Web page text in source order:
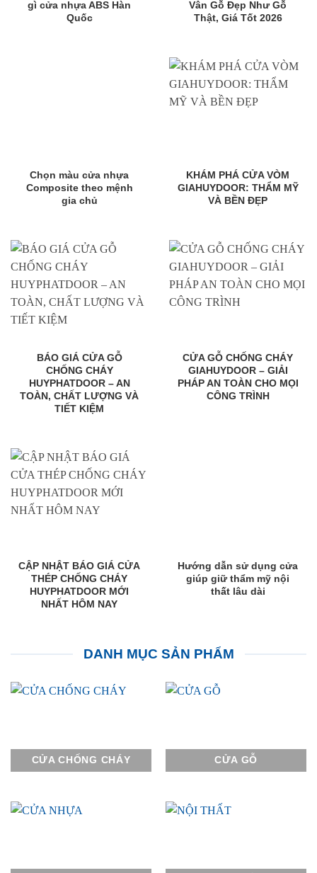
gì cửa nhựa ABS Hàn
Quốc
Vân Gỗ Đẹp Như Gỗ
Thật, Giá Tốt 2026
Chọn màu cửa nhựa
Composite theo mệnh
gia chủ
KHÁM PHÁ CỬA VÒM
GIAHUYDOOR: THẨM MỸ
VÀ BỀN ĐẸP
BÁO GIÁ CỬA GỖ
CHỐNG CHÁY
HUYPHATDOOR – AN
TOÀN, CHẤT LƯỢNG VÀ
TIẾT KIỆM
CỬA GỖ CHỐNG CHÁY
GIAHUYDOOR – GIẢI
PHÁP AN TOÀN CHO MỌI
CÔNG TRÌNH
CẬP NHẬT BÁO GIÁ CỬA
THÉP CHỐNG CHÁY
HUYPHATDOOR MỚI
NHẤT HÔM NAY
Hướng dẫn sử dụng cửa
giúp giữ thẩm mỹ nội
thất lâu dài
DANH MỤC SẢN PHẨM
CỬA CHỐNG CHÁY CỬA GỖ